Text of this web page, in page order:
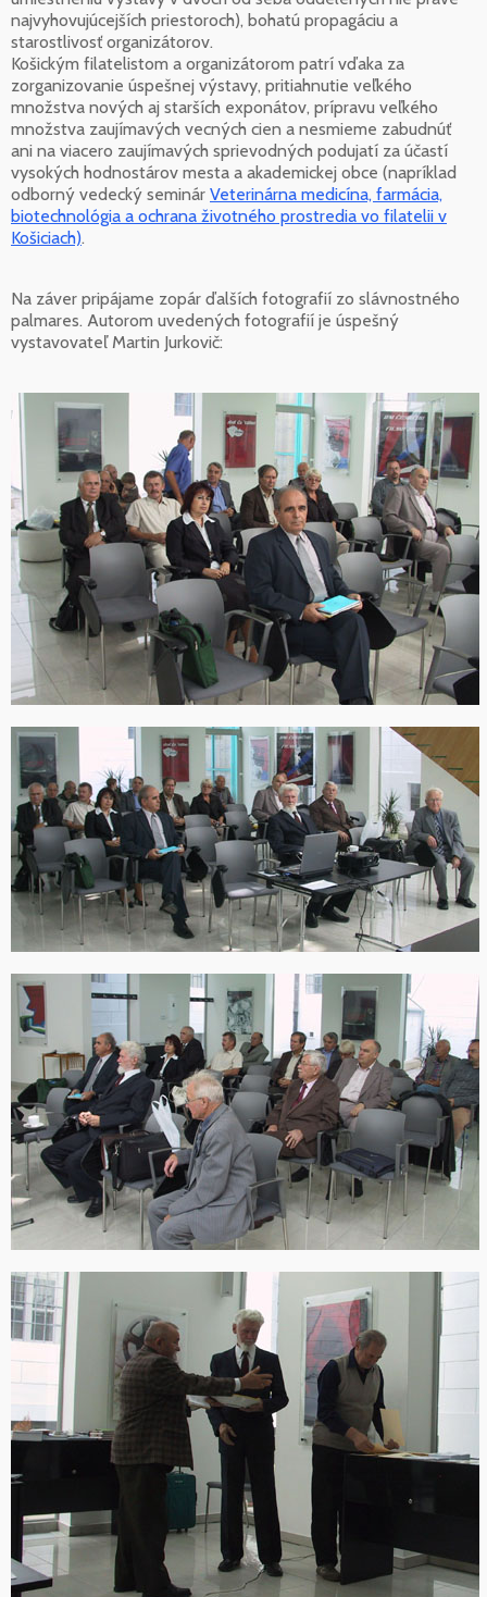
najvyhovujúcejších priestoroch), bohatú propagáciu a
starostlivosť organizátorov.
Košickým filatelistom a organizátorom patrí vďaka za
zorganizovanie úspešnej výstavy, pritiahnutie veľkého
množstva nových aj starších exponátov, prípravu veľkého
množstva zaujímavých vecných cien a nesmieme zabudnúť
ani na viacero zaujímavých sprievodných podujatí za účastí
vysokých hodnostárov mesta a akademickej obce (napríklad
odborný vedecký seminár Veterinárna medicína, farmácia,
biotechnológia a ochrana životného prostredia vo filatelii v
Košiciach).
Na záver pripájame zopár ďalších fotografií zo slávnostného
palmares. Autorom uvedených fotografií je úspešný
vystavovateľ Martin Jurkovič: